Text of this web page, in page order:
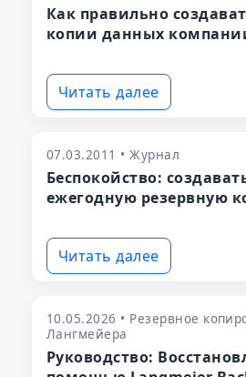
Как правильно
копии данных
Читать далее
07.03.2011 • Журнал
Беспокойство:
ежегодную резервную
Читать далее
10.05.2026 • Резервное
Лангмейера
Руководство: